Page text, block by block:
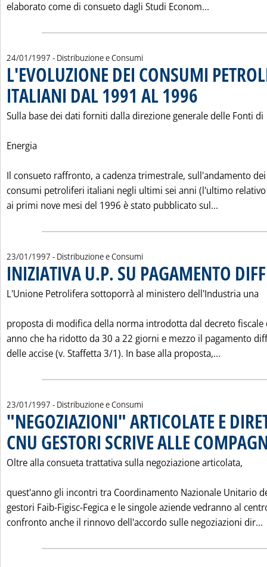
elaborato come di consueto dagli Studi Econom...
24/01/1997 - Distribuzione e Consumi
L'EVOLUZIONE DEI CONSUMI
ITALIANI DAL 1991 AL 1996
Sulla base dei dati forniti dalla direzione generale delle Fonti di
Energia
Il consueto raffronto, a cadenza trimestrale, sull'andamento dei
consumi petroliferi italiani negli ultimi sei anni (l'ultimo relativo
ai primi nove mesi del 1996 è stato pubblicato sul...
23/01/1997 - Distribuzione e Consumi
INIZIATIVA U.P. SU PAGAMENTO
L'Unione Petrolifera sottoporrà al ministero dell'Industria una
proposta di modifica della norma introdotta dal decreto fiscale
anno che ha ridotto da 30 a 22 giorni e mezzo il pagamento
delle accise (v. Staffetta 3/1). In base alla proposta,...
23/01/1997 - Distribuzione e Consumi
"NEGOZIAZIONI" ARTICOLATE E
CNU GESTORI SCRIVE ALLE
Oltre alla consueta trattativa sulla negoziazione articolata,
quest'anno gli incontri tra Coordinamento Nazionale Unitario
gestori Faib-Figisc-Fegica e le singole aziende vedranno al
confronto anche il rinnovo dell'accordo sulle negoziazioni dir...